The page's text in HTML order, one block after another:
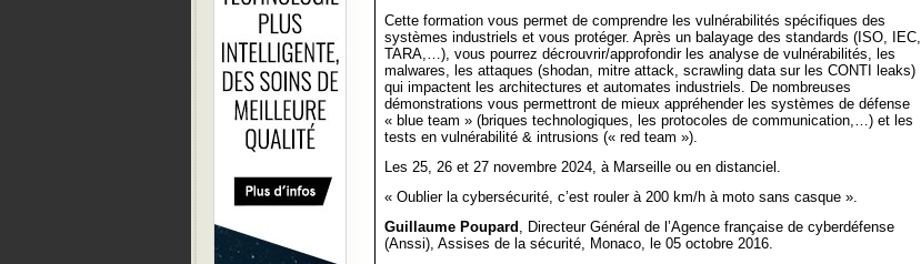
Cette formation vous permet de comprendre les vulnérabilités spécifiques des
systèmes industriels et vous protéger. Après un balayage des standards (ISO, IEC,
TARA,…), vous pourrez décrouvrir/approfondir les analyse de vulnérabilités, les
malwares, les attaques (shodan, mitre attack, scrawling data sur les CONTI leaks)
qui impactent les architectures et automates industriels. De nombreuses
démonstrations vous permettront de mieux appréhender les systèmes de défense
« blue team » (briques technologiques, les protocoles de communication,…) et les
tests en vulnérabilité & intrusions (« red team »).
Les 25, 26 et 27 novembre 2024, à Marseille ou en distanciel.
« Oublier la cybersécurité, c’est rouler à 200 km/h à moto sans casque ».
Guillaume Poupard , Directeur Général de l’Agence française de cyberdéfense
(Anssi), Assises de la sécurité, Monaco, le 05 octobre 2016.